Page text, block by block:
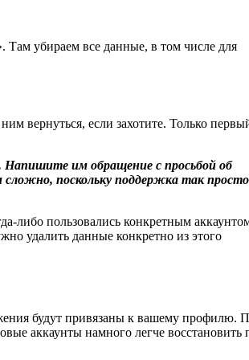
убираем все данные, в том числе для
вернуться, если захотите. Только
им обращение с просьбой об
поскольку поддержка так просто
либо пользовались конкретным
удалить данные конкретно из этого
будут привязаны к вашему профилю.
аккаунты намного легче восстановить